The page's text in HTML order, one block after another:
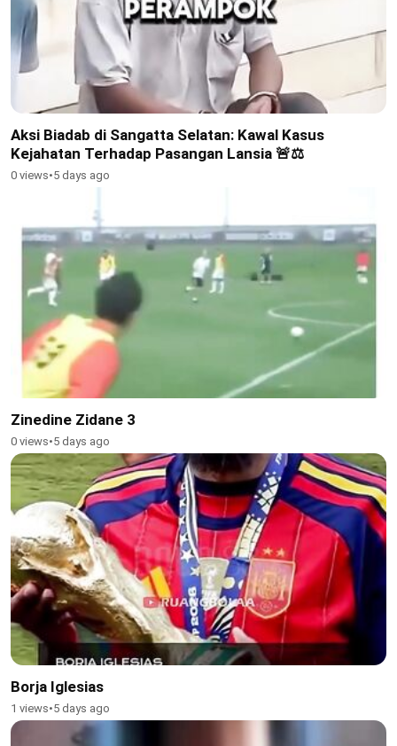
Aksi Biadab di Sangatta Selatan: Kawal Kasus
Kejahatan Terhadap Pasangan Lansia 🚨⚖️
0 views•5 days ago
Zinedine Zidane 3
0 views•5 days ago
Borja Iglesias
1 views•5 days ago